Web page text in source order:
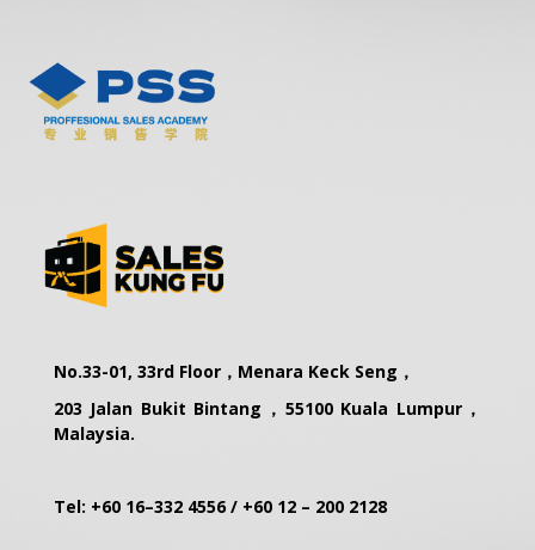
No.33-01, 33rd Floor，Menara Keck Seng，
203 Jalan Bukit Bintang，55100 Kuala Lumpur，
Malaysia.
Tel: +60 16–332 4556/ +60 12 – 200 2128